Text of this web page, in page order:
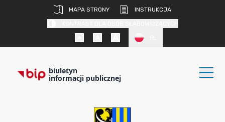
MAPA STRONY
INSTRUKCJA
biuletyn
informacji publicznej